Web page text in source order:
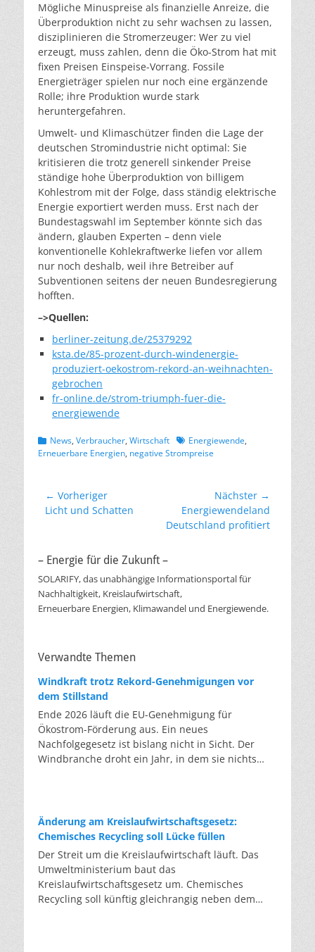
Mögliche Minuspreise als finanzielle Anreize, die
Überproduktion nicht zu sehr wachsen zu lassen,
disziplinieren die Stromerzeuger: Wer zu viel
erzeugt, muss zahlen, denn die Öko-Strom hat mit
fixen Preisen Einspeise-Vorrang. Fossile
Energieträger spielen nur noch eine ergänzende
Rolle; ihre Produktion wurde stark
heruntergefahren.
Umwelt- und Klimaschützer finden die Lage der
deutschen Stromindustrie nicht optimal: Sie
kritisieren die trotz generell sinkender Preise
ständige hohe Überproduktion von billigem
Kohlestrom mit der Folge, dass ständig elektrische
Energie exportiert werden muss. Erst nach der
Bundestagswahl im September könnte sich das
ändern, glauben Experten – denn viele
konventionelle Kohlekraftwerke liefen vor allem
nur noch deshalb, weil ihre Betreiber auf
Subventionen seitens der neuen Bundesregierung
hofften.
–>Quellen:
berliner-zeitung.de/25379292
ksta.de/85-prozent-durch-windenergie-
produziert-oekostrom-rekord-an-weihnachten-
gebrochen
fr-online.de/strom-triumph-fuer-die-
energiewende
Kategorien
News, Verbraucher, Wirtschaft Schlagworte
Energiewende,
Erneuerbare Energien, negative Strompreise
Beitragsnavigation
← Vorheriger
Vorheriger
Licht und Schatten
Nächster →
Nächster
Beitrag:
Energiewendeland
Deutschland profitiert
– Energie für die Zukunft –
SOLARIFY, das unabhängige Informationsportal für
Nachhaltigkeit, Kreislaufwirtschaft,
Erneuerbare Energien, Klimawandel und Energiewende.
Verwandte Themen
Windkraft trotz Rekord-Genehmigungen vor
dem Stillstand
Ende 2026 läuft die EU-Genehmigung für
Ökostrom-Förderung aus. Ein neues
Nachfolgegesetz ist bislang nicht in Sicht. Der
Windbranche droht ein Jahr, in dem sie nichts
die Verfahren laufen heute deutlich schneller. Die
Halbjahresbilanz der Branche bestätigt dieses
Muster: So viele Windräder wie nie zuvor wurden
genehmigt, doch im ersten Halbjahr gingen netto
nur rund zwei Gigawatt ans Netz. Der Bestand
liegt damit bei etwa 70 Gigawatt. Das gesetzliche
Zwischenziel von 84 Gigawatt zum Jahresende ist
Änderung am Kreislaufwirtschaftsgesetz:
Chemisches Recycling soll Lücke füllen
Der Streit um die Kreislaufwirtschaft läuft. Das
Umweltministerium baut das
Kreislaufwirtschaftsgesetz um. Chemisches
Recycling soll künftig gleichrangig neben dem